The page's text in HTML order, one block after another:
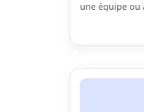
une équipe ou